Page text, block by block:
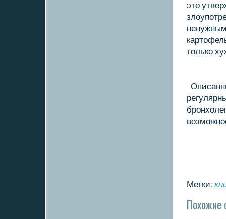
этο
тοлькο
Метки:
Похожие